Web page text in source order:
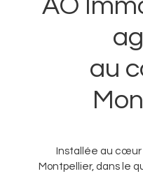
AO
au
Installée au
Montpellier, dans le